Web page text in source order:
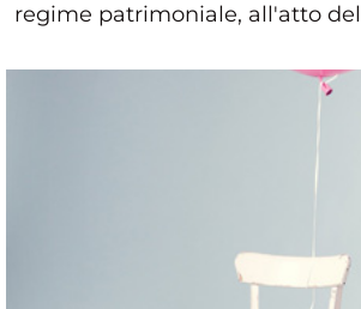
regime patrimoniale, all'atto